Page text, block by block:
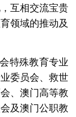
互相交流宝贵
领域的推动及
特殊教育专业
委员会、救世
、澳门高等教
及澳门公职教